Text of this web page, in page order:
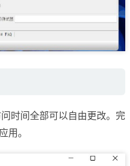
时间全部可以自由更改。完
用。